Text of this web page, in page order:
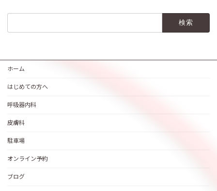
ホーム
はじめての方へ
呼吸器内科
皮膚科
駐車場
オンライン予約
ブログ